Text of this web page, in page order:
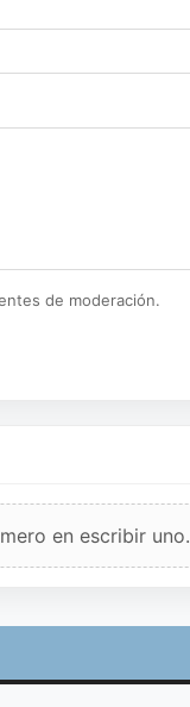
de moderación.
en escribir uno.